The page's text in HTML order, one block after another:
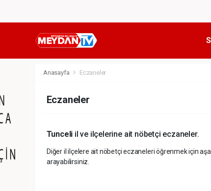
Anasayfa Eczaneler
Eczaneler
Tunceli il ve ilçelerine ait nöbetçi eczaneler.
Diğer il ilçelere ait nöbetçi eczaneleri öğrenmek için
arayabilirsiniz.